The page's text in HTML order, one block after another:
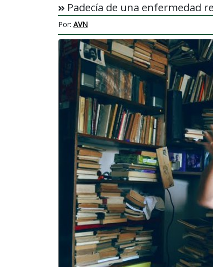
Padecía de una enfermedad
Por: AVN